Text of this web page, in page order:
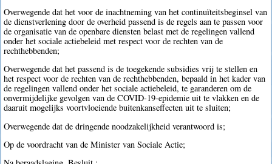
Overwegende dat het voor de inachtneming van het continuïteitsbeginsel van
de dienstverlening door de overheid passend is de regels aan te passen voor
de organisatie van de openbare diensten belast met de regelingen vallend
onder het sociale actiebeleid met respect voor de rechten van de
rechthebbenden;
Overwegende dat het passend is de toegekende subsidies vrij te stellen en
het respect voor de rechten van de rechthebbenden, bepaald in het kader van
de regelingen vallend onder het sociale actiebeleid, te garanderen om de
onvermijdelijke gevolgen van de COVID-19-epidemie uit te vlakken en de
daaruit mogelijks voortvloeiende buitenkanseffecten uit te sluiten;
Overwegende dat de dringende noodzakelijkheid verantwoord is;
Op de voordracht van de Minister van Sociale Actie;